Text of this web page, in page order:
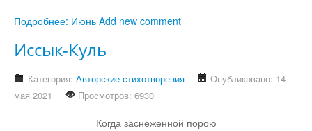
Подробнее: Июнь Add new comment
Иссык-Куль
Категория: Авторские стихотворения
Опубликовано: 14
мая 2021
Просмотров: 6930
Когда заснеженной порою